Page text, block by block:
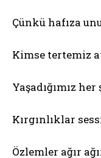
Çünkü hafıza
Kimse tertemiz
Yaşadığımız
Kırgınlıklar
Özlemler ağır